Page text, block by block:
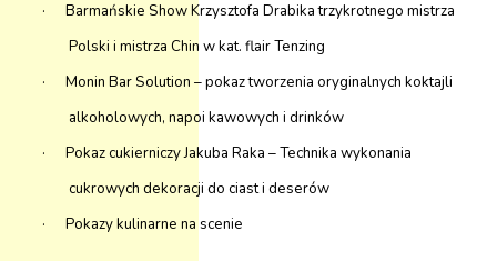
·
Barmańskie Show Krzysztofa Drabika trzykrotnego mistrza
Polski i mistrza Chin w kat. flair Tenzing
·
Monin Bar Solution – pokaz tworzenia oryginalnych koktajli
alkoholowych, napoi kawowych i drinków
·
Pokaz cukierniczy Jakuba Raka – Technika wykonania
cukrowych dekoracji do ciast i deserów
·
Pokazy kulinarne na scenie